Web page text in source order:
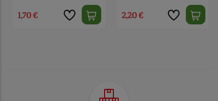
1,70 € 2,20 €